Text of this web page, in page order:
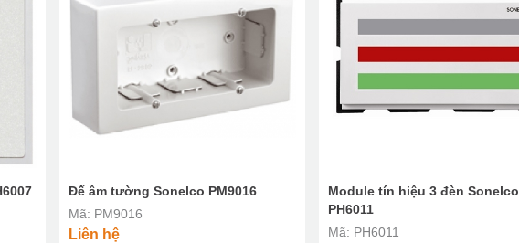
Đế âm tường Sonelco PM9016
Mã: PM9016
Liên hệ
Module tín hiệu 3 đèn Sonelco
PH6011
Mã: PH6011